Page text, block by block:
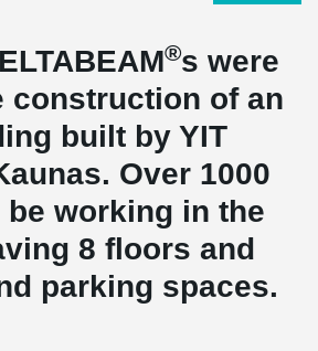
®s were
construction of an
built by YIT
Over 1000
working in the
8 floors and
parking spaces.